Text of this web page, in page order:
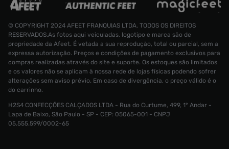
Tênis Jordan Zoom Separate Masculino
© COPYRIGHT 2024 AFEET FRANQUIAS LTDA. TODOS OS DIREITOS
RESERVADOS.As fotos aqui veiculadas, logotipo e marca são de
propriedade da Afeet. É vetada a sua reprodução, total ou parcial, sem a
expressa autorização. Preços e condições de pagamento exclusivos para
compras realizadas através do site e suporte. Os estoques são limitados
e os valores não se aplicam à nossa rede de lojas físicas podendo sofrer
alterações sem aviso prévio. Em caso de divergência, o preço válido é o
do carrinho.
H2S4 CONFECÇÕES CALÇADOS LTDA - Rua do Curtume, 499, 1° Andar -
Lapa de Baixo, São Paulo - SP - CEP: 05065-001 - CNPJ
05.555.599/0002-65